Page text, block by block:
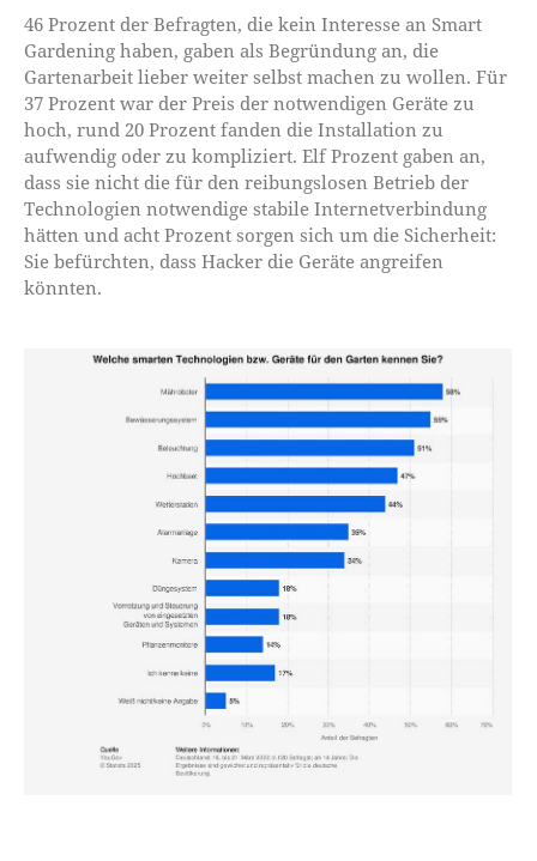
46 Prozent der Befragten, die kein Interesse an Smart
Gardening haben, gaben als Begründung an, die
Gartenarbeit lieber weiter selbst machen zu wollen. Für
37 Prozent war der Preis der notwendigen Geräte zu
hoch, rund 20 Prozent fanden die Installation zu
aufwendig oder zu kompliziert. Elf Prozent gaben an,
dass sie nicht die für den reibungslosen Betrieb der
Technologien notwendige stabile Internetverbindung
hätten und acht Prozent sorgen sich um die Sicherheit:
Sie befürchten, dass Hacker die Geräte angreifen
könnten.